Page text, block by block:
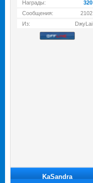
Награды:
320
Сообщения:
2102
Из:
DжуLai
KaSandra